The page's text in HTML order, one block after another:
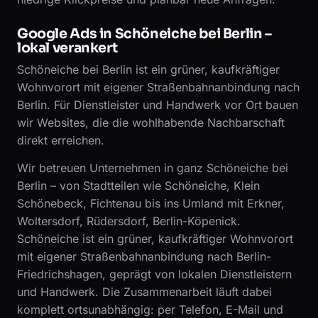
Google Ads in Schöneiche bei Berlin –
lokal verankert
Schöneiche bei Berlin ist ein grüner, kaufkräftiger
Wohnvorort mit eigener Straßenbahnanbindung nach
Berlin. Für Dienstleister und Handwerk vor Ort bauen
wir Websites, die die wohlhabende Nachbarschaft
direkt erreichen.
Wir betreuen Unternehmen in ganz Schöneiche bei
Berlin – von Stadtteilen wie Schöneiche, Klein
Schönebeck, Fichtenau bis ins Umland mit Erkner,
Woltersdorf, Rüdersdorf, Berlin-Köpenick.
Schöneiche ist ein grüner, kaufkräftiger Wohnvorort
mit eigener Straßenbahnanbindung nach Berlin-
Friedrichshagen, geprägt von lokalen Dienstleistern
und Handwerk. Die Zusammenarbeit läuft dabei
komplett ortsunabhängig: per Telefon, E-Mail und